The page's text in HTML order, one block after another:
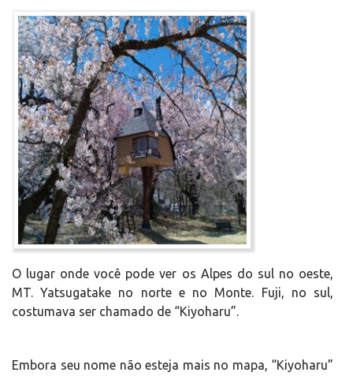
O lugar onde você pode ver os Alpes do sul no oeste,
MT. Yatsugatake no norte e no Monte. Fuji, no sul,
costumava ser chamado de “Kiyoharu”.
Embora seu nome não esteja mais no mapa, “Kiyoharu”